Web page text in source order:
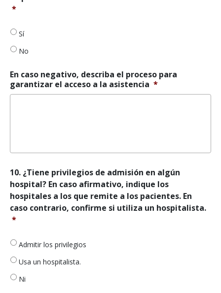
consultorio
durante
40
horas
disponibilidad
de
citas
*
Sí
No
En caso negativo, describa el proceso para
garantizar el acceso a la asistencia *
10.
¿Tiene
privilegios
de
admisión
en
hospital?
caso
indique
10. ¿Tiene privilegios de admisión en algún
hospital? En caso afirmativo, indique los
hospitales a los que remite a los pacientes. En
caso contrario, confirme si utiliza un hospitalista.
*
Admitir los privilegios
Usa un hospitalista.
Ni